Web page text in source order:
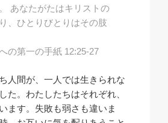
あなたがたはキリストの
、ひとりびとりはその肢
の第一の手紙 12:25-27
人間が、一人では生きられな
た。わたしたちはそれぞれ、
ます。失敗も弱さも違いま